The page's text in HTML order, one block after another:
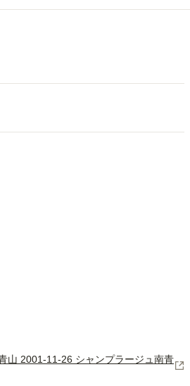
山 2001-11-26 シャンプラージュ南青